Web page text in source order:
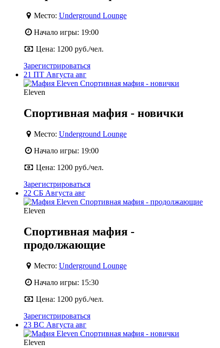
Место: Underground Lounge
Начало игры: 19:00
Цена: 1200 руб./чел.
Зарегистрироваться
21 ПТ Августа авг
Eleven
Спортивная мафия - новички
Место: Underground Lounge
Начало игры: 19:00
Цена: 1200 руб./чел.
Зарегистрироваться
22 СБ Августа авг
Eleven
Спортивная мафия -
продолжающие
Место: Underground Lounge
Начало игры: 15:30
Цена: 1200 руб./чел.
Зарегистрироваться
23 ВС Августа авг
Eleven